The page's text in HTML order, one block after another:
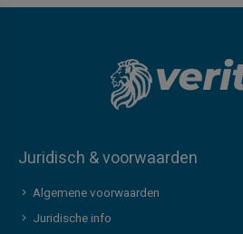
Juridisch & voorwaarden
Algemene voorwaarden
Juridische info